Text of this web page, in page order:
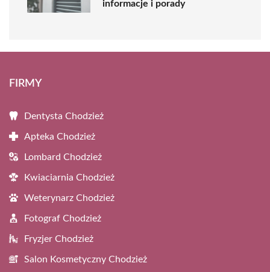
informacje i porady
FIRMY
Dentysta Chodzież
Apteka Chodzież
Lombard Chodzież
Kwiaciarnia Chodzież
Weterynarz Chodzież
Fotograf Chodzież
Fryzjer Chodzież
Salon Kosmetyczny Chodzież